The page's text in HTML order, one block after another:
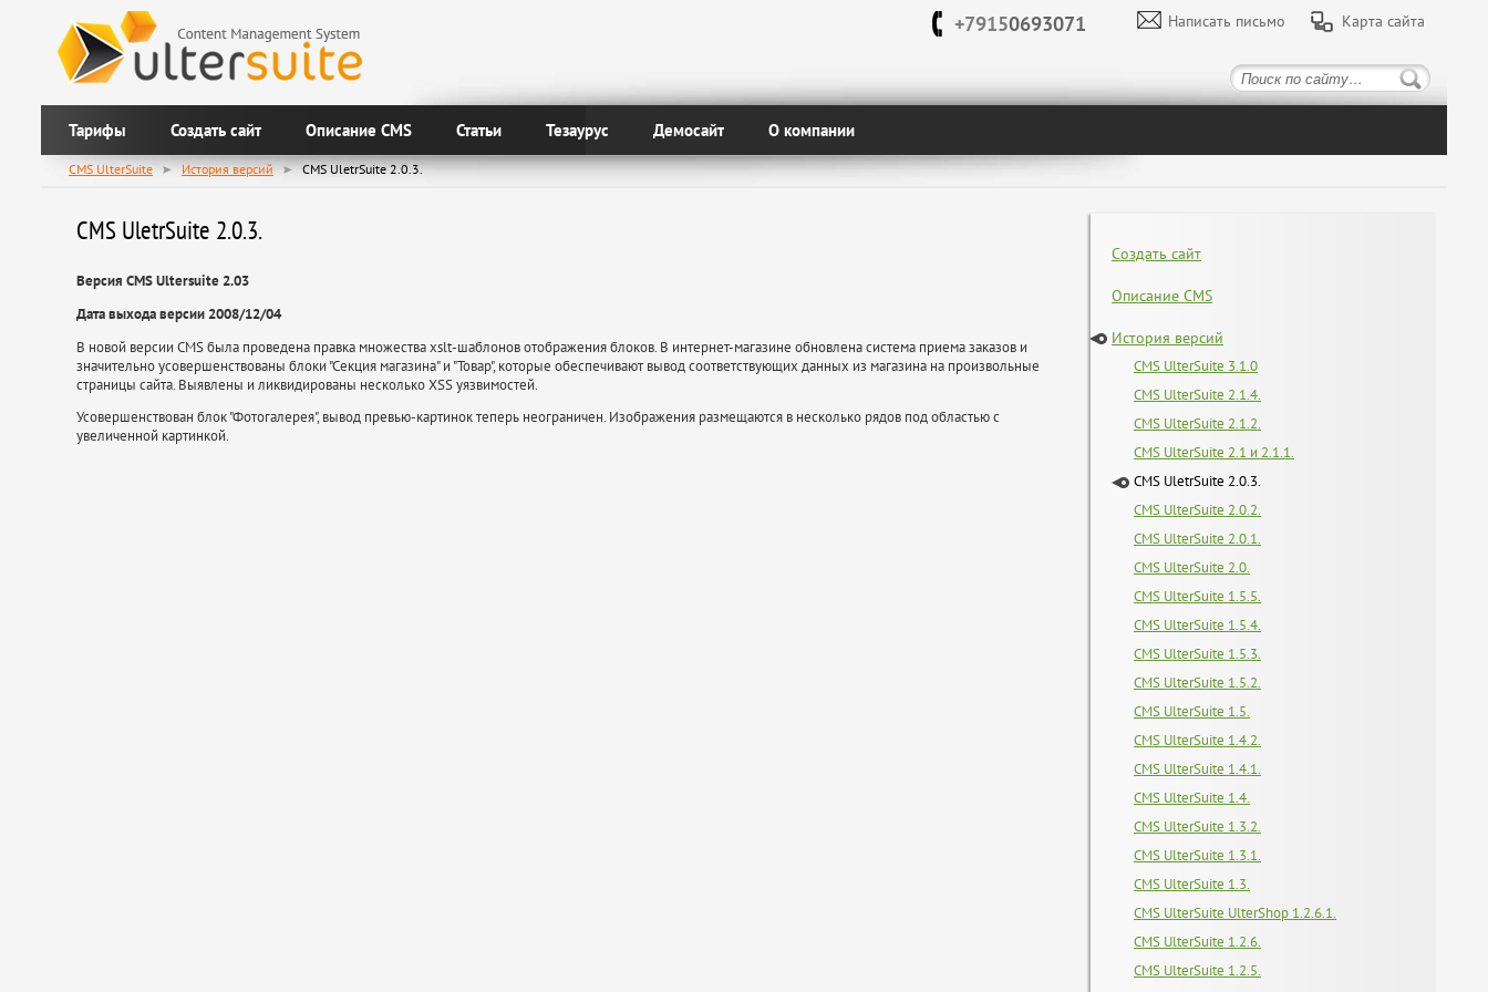
Тарифы Создать сайт Описание CMS Статьи Тезаурус Демосайт О компании
CMS UlterSuite История версий CMS UletrSuite 2.0.3.
+79150693071 Написать письмо Карта сайта
CMS UletrSuite 2.0.3.
Версия CMS Ultersuite 2.03
Дата выхода версии 2008/12/04
В новой версии CMS была проведена правка множества xslt-шаблонов отображения блоков. В интернет-магазине обновлена система приема заказов и
значительно усовершенствованы блоки "Секция магазина" и "Товар", которые обеспечивают вывод соответствующих данных из магазина на произвольные
страницы сайта. Выявлены и ликвидированы несколько XSS уязвимостей.
Усовершенствован блок "Фотогалерея", вывод превью-картинок теперь неограничен. Изображения размещаются в несколько рядов под областью с
увеличенной картинкой.
Создать сайт
Описание CMS
История версий
CMS UlterSuite 3.1.0
CMS UlterSuite 2.1.4.
CMS UlterSuite 2.1.2.
CMS UlterSuite 2.1 и 2.1.1.
CMS UletrSuite 2.0.3.
CMS UlterSuite 2.0.2.
CMS UlterSuite 2.0.1.
CMS UlterSuite 2.0.
CMS UlterSuite 1.5.5.
CMS UlterSuite 1.5.4.
CMS UlterSuite 1.5.3.
CMS UlterSuite 1.5.2.
CMS UlterSuite 1.5.
CMS UlterSuite 1.4.2.
CMS UlterSuite 1.4.1.
CMS UlterSuite 1.4.
CMS UlterSuite 1.3.2.
CMS UlterSuite 1.3.1.
CMS UlterSuite 1.3.
CMS UlterSuite UlterShop 1.2.6.1.
CMS UlterSuite 1.2.6.
CMS UlterSuite 1.2.5.